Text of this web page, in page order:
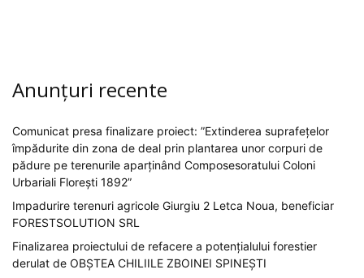
Anunțuri recente
Comunicat presa finalizare proiect: ”Extinderea suprafețelor
împădurite din zona de deal prin plantarea unor corpuri de
pădure pe terenurile aparținând Composesoratului Coloni
Urbariali Florești 1892”
Impadurire terenuri agricole Giurgiu 2 Letca Noua, beneficiar
FORESTSOLUTION SRL
Finalizarea proiectului de refacere a potențialului forestier
derulat de OBȘTEA CHILIILE ZBOINEI SPINEȘTI